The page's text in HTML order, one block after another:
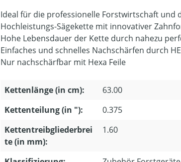
Ideal für die professionelle Forstwirtschaft und
Hochleistungs-Sägekette mit innovativer
Hohe Lebensdauer der Kette durch nahezu
Einfaches und schnelles Nachschärfen durch
Nur nachschärfbar mit Hexa Feile
Kettenlänge (in cm):
63.00
Kettenteilung (in "):
0.375
Kettentreibgliederbrei
te (in mm):
1.60